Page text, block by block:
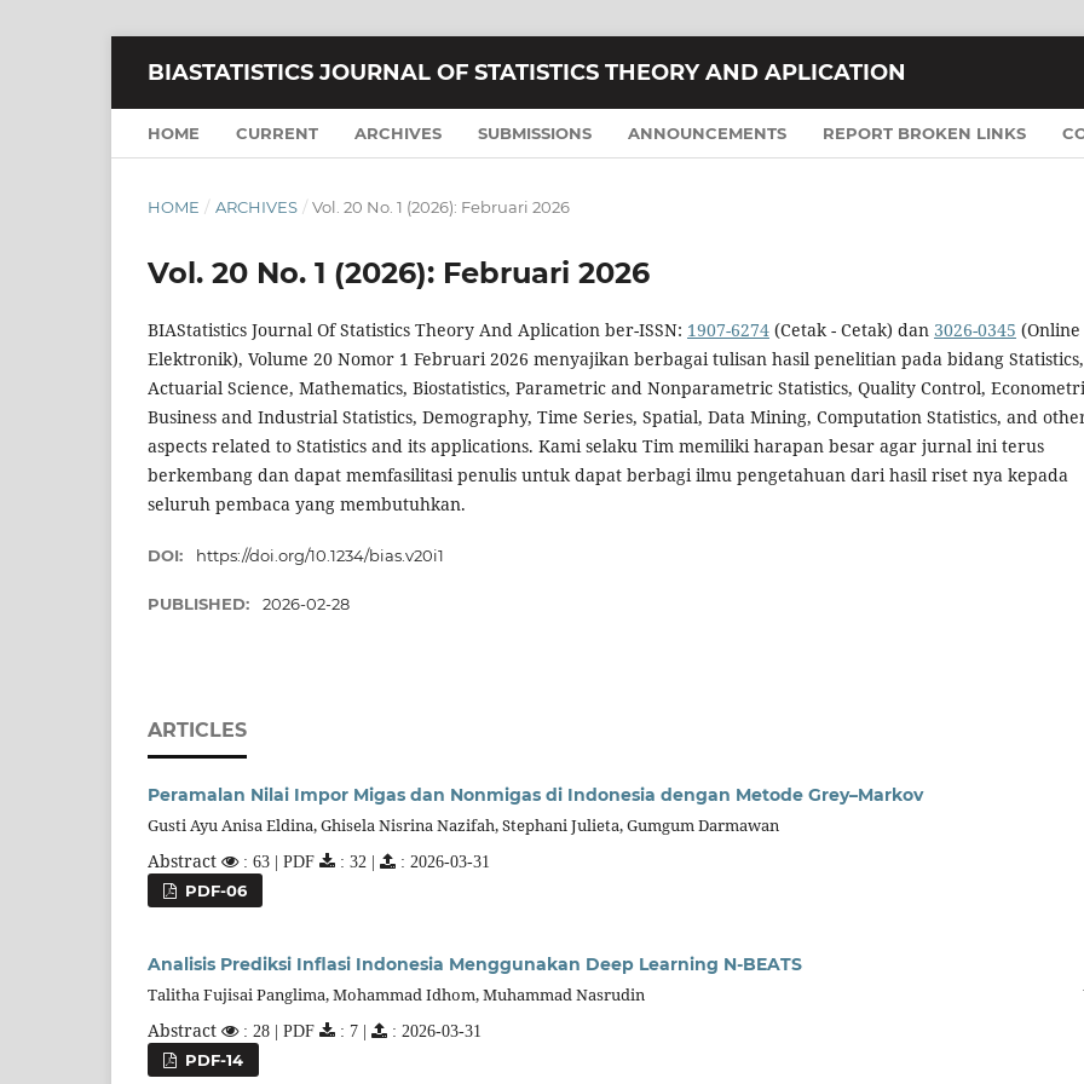
BIASTATISTICS JOURNAL OF STATISTICS THEORY AND APLICATION
HOME CURRENT ARCHIVES SUBMISSIONS ANNOUNCEMENTS REPORT BROKEN LINKS
HOME / ARCHIVES / Vol. 20 No. 1 (2026): Februari 2026
Vol. 20 No. 1 (2026): Februari 2026
BIAStatistics Journal Of Statistics Theory And Aplication ber-ISSN: 1907-6274 (Cetak - Cetak) dan 3026-0345 (Online
Elektronik), Volume 20 Nomor 1 Februari 2026 menyajikan berbagai tulisan hasil penelitian pada bidang Statistics,
Actuarial Science, Mathematics, Biostatistics, Parametric and Nonparametric Statistics, Quality Control,
Business and Industrial Statistics, Demography, Time Series, Spatial, Data Mining, Computation Statistics, and
aspects related to Statistics and its applications. Kami selaku Tim memiliki harapan besar agar jurnal ini terus
berkembang dan dapat memfasilitasi penulis untuk dapat berbagi ilmu pengetahuan dari hasil riset nya kepada
seluruh pembaca yang membutuhkan.
DOI: https://doi.org/10.1234/bias.v20i1
PUBLISHED: 2026-02-28
ARTICLES
Peramalan Nilai Impor Migas dan Nonmigas di Indonesia dengan Metode Grey–Markov
Gusti Ayu Anisa Eldina, Ghisela Nisrina Nazifah, Stephani Julieta, Gumgum Darmawan
Abstract : 63 | PDF : 32 | : 2026-03-31
PDF-06
Analisis Prediksi Inflasi Indonesia Menggunakan Deep Learning N-BEATS
Talitha Fujisai Panglima, Mohammad Idhom, Muhammad Nasrudin
Abstract : 28 | PDF : 7 | : 2026-03-31
PDF-14